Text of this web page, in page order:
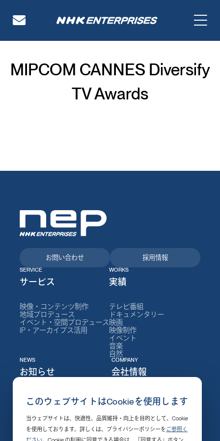
このウェブサイトはCookieを使用します
当ウェブサイトは、快適性、品質維持・向上を目的として、Cookie
を使用しております。詳しくは、プライバシーポリシーを ご参照く
MIPCOM CANNES Diversify
TV Awards
お問い合わせ 採用情報
SERVICE
サービス
映像・コンテンツ制作
地域プロデュース
イベント・空間プロデュース
IP・アーカイブス活用
WORKS
実績
テレビ番組
ドキュメンタリー
映画
映像制作
イベント
音楽
自然
NEWS
お知らせ
ニュース
イベント
制作実績
採用情報
発売・配信開始
COMPANY
会社情報
NEPについて
会社情報
役員
組織図
沿革